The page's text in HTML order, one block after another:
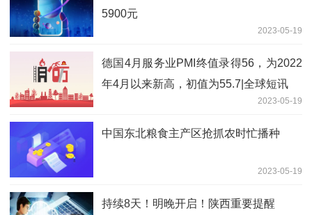
5900元
2023-05-19
德国4月服务业PMI终值录得56，为2022
年4月以来新高，初值为55.7|全球短讯
2023-05-19
中国东北粮食主产区抢抓农时忙播种
2023-05-19
持续8天！明晚开启！陕西重要提醒